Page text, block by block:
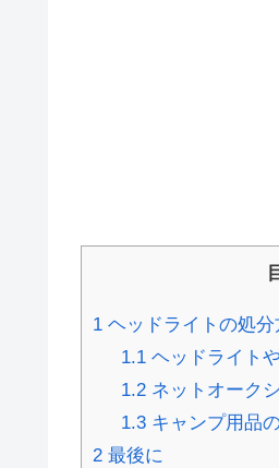
1 ヘッドライトの処分
1.1ヘッドライト
1.2ネットオーク
1.3キャンプ用品
2 最後に